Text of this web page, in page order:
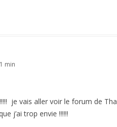
min
je vais aller voir le forum de
j’ai trop envie !!!!!!